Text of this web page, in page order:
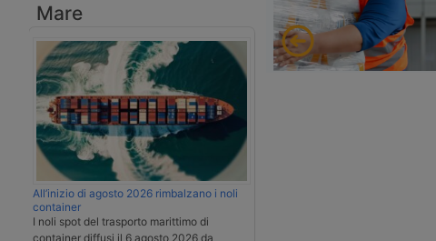
Mare
All’inizio di agosto 2026 rimbalzano i noli
container
I noli spot del trasporto marittimo di
container diffusi il 6 agosto 2026 da